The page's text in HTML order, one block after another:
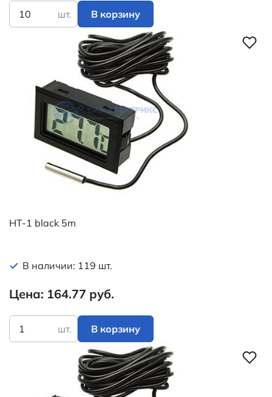
шт. В корзину
HT-1 black 5m
В наличии: 119 шт.
Цена: 164.77 руб.
шт. В корзину